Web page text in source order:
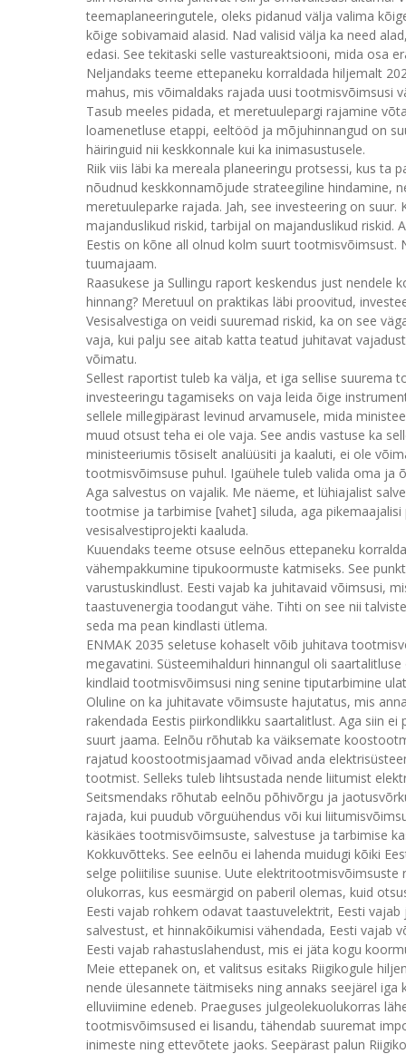
teemaplaneeringutele, oleks pidanud välja valima
kõige sobivamaid alasid. Nad valisid välja ka need
edasi. See tekitaski selle vastureaktsiooni, mida osa
Neljandaks teeme ettepaneku korraldada hiljemalt
mahus, mis võimaldaks rajada uusi tootmisvõimsusi
Tasub meeles pidada, et meretuulepargi rajamine
loamenetluse etappi, eeltööd ja mõjuhinnangud on
häiringuid nii keskkonnale kui ka inimasustusele.
Riik viis läbi ka mereala planeeringu protsessi, kus ta
nõudnud keskkonnamõjude strateegiline hindamine,
meretuuleparke rajada. Jah, see investeering on
majanduslikud riskid, tarbijal on majanduslikud riskid.
Eestis on kõne all olnud kolm suurt tootmisvõimsust.
tuumajaam.
Raasukese ja Sullingu raport keskendus just
hinnang? Meretuul on praktikas läbi proovitud,
Vesisalvestiga on veidi suuremad riskid, ka on see
vaja, kui palju see aitab katta teatud juhitavat
võimatu.
Sellest raportist tuleb ka välja, et iga sellise
investeeringu tagamiseks on vaja leida õige
sellele millegipärast levinud arvamusele, mida
muud otsust teha ei ole vaja. See andis vastuse ka
ministeeriumis tõsiselt analüüsiti ja kaaluti, ei ole
tootmisvõimsuse puhul. Igaühele tuleb valida oma ja
Aga salvestus on vajalik. Me näeme, et lühiajalist
tootmise ja tarbimise [vahet] siluda, aga
vesisalvestiprojekti kaaluda.
Kuuendaks teeme otsuse eelnõus ettepaneku
vähempakkumine tipukoormuste katmiseks. See
varustuskindlust. Eesti vajab ka juhitavaid võimsusi,
taastuvenergia toodangut vähe. Tihti on see nii
seda ma pean kindlasti ütlema.
ENMAK 2035 seletuse kohaselt võib juhitava
megavatini. Süsteemihalduri hinnangul oli
kindlaid tootmisvõimsusi ning senine tiputarbimine
Oluline on ka juhitavate võimsuste hajutatus, mis
rakendada Eestis piirkondlikku saartalitlust. Aga siin
suurt jaama. Eelnõu rõhutab ka väiksemate
rajatud koostootmisjaamad võivad anda
tootmist. Selleks tuleb lihtsustada nende liitumist
Seitsmendaks rõhutab eelnõu põhivõrgu ja
rajada, kui puudub võrguühendus või kui
käsikäes tootmisvõimsuste, salvestuse ja tarbimise
Kokkuvõtteks. See eelnõu ei lahenda muidugi kõiki
selge poliitilise suunise. Uute
olukorras, kus eesmärgid on paberil olemas, kuid
Eesti vajab rohkem odavat taastuvelektrit, Eesti
salvestust, et hinnakõikumisi vähendada, Eesti
Eesti vajab rahastuslahendust, mis ei jäta kogu
Meie ettepanek on, et valitsus esitaks Riigikogule
nende ülesannete täitmiseks ning annaks seejärel
elluviimine edeneb. Praeguses julgeolekuolukorras
tootmisvõimsused ei lisandu, tähendab suuremat
inimeste ning ettevõtete jaoks. Seepärast palun